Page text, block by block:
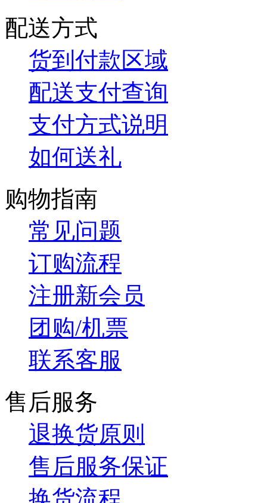
配送方式
货到付款区域
配送支付查询
支付方式说明
如何送礼
购物指南
常见问题
订购流程
注册新会员
团购/机票
联系客服
售后服务
退换货原则
售后服务保证